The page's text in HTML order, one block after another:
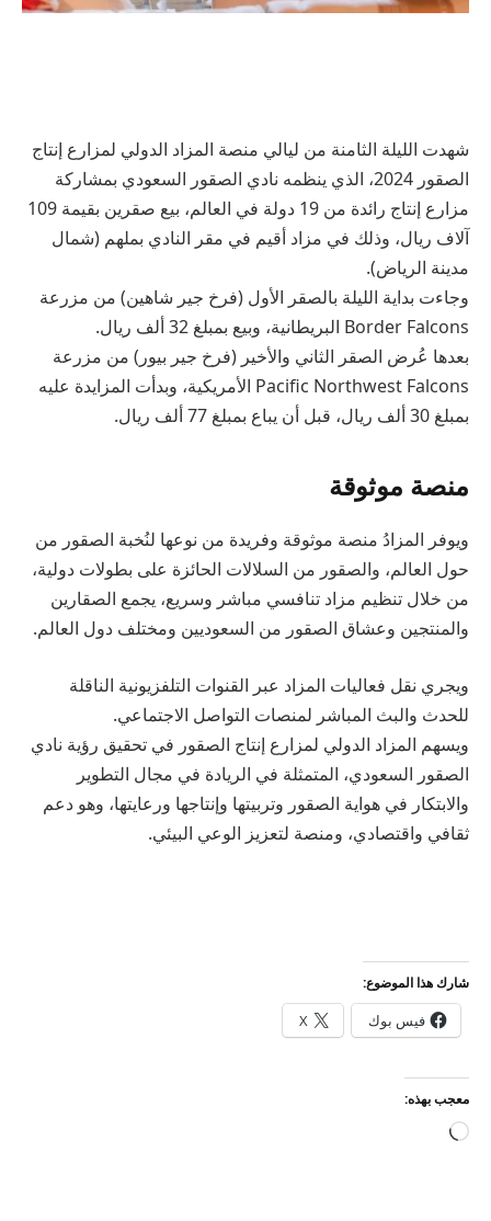
شهدت الليلة الثامنة من ليالي منصة المزاد الدولي لمزارع إنتاج
الصقور 2024، الذي ينظمه نادي الصقور السعودي بمشاركة
مزارع إنتاج رائدة من 19 دولة في العالم، بيع صقرين بقيمة 109
آلاف ريال، وذلك في مزاد أقيم في مقر النادي بملهم (شمال
مدينة الرياض).
وجاءت بداية الليلة بالصقر الأول (فرخ جير شاهين) من مزرعة
Border Falcons البريطانية، وبيع بمبلغ 32 ألف ريال.
بعدها عُرض الصقر الثاني والأخير (فرخ جير بيور) من مزرعة
Pacific Northwest Falcons الأمريكية، وبدأت المزايدة عليه
بمبلغ 30 ألف ريال، قبل أن يباع بمبلغ 77 ألف ريال.
منصة موثوقة
ويوفر المزادُ منصة موثوقة وفريدة من نوعها لنُخبة الصقور من
حول العالم، والصقور من السلالات الحائزة على بطولات دولية،
من خلال تنظيم مزاد تنافسي مباشر وسريع، يجمع الصقارين
والمنتجين وعشاق الصقور من السعوديين ومختلف دول العالم.
ويجري نقل فعاليات المزاد عبر القنوات التلفزيونية الناقلة
للحدث والبث المباشر لمنصات التواصل الاجتماعي.
ويسهم المزاد الدولي لمزارع إنتاج الصقور في تحقيق رؤية نادي
الصقور السعودي، المتمثلة في الريادة في مجال التطوير
والابتكار في هواية الصقور وتربيتها وإنتاجها ورعايتها، وهو دعم
ثقافي واقتصادي، ومنصة لتعزيز الوعي البيئي.
شارك هذا الموضوع:
فيس بوك X
معجب بهذه:
جاري